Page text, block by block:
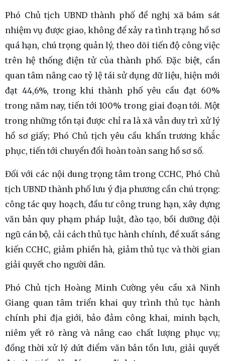
Phó Chủ tịch UBND thành phố đề nghị xã bám sát
nhiệm vụ được giao, không để xảy ra tình trạng hồ sơ
quá hạn, chú trọng quản lý, theo dõi tiến độ công việc
trên hệ thống điện tử của thành phố. Đặc biệt, cần
quan tâm nâng cao tỷ lệ tái sử dụng dữ liệu, hiện mới
đạt 44,6%, trong khi thành phố yêu cầu đạt 60%
trong năm nay, tiến tới 100% trong giai đoạn tới. Một
trong những tồn tại được chỉ ra là xã vẫn duy trì xử lý
hồ sơ giấy; Phó Chủ tịch yêu cầu khẩn trương khắc
phục, tiến tới chuyển đổi hoàn toàn sang hồ sơ số.
Đối với các nội dung trọng tâm trong CCHC, Phó Chủ
tịch UBND thành phố lưu ý địa phương cần chú trọng:
công tác quy hoạch, đầu tư công trung hạn, xây dựng
văn bản quy phạm pháp luật, đào tạo, bồi dưỡng đội
ngũ cán bộ, cải cách thủ tục hành chính, đề xuất sáng
kiến CCHC, giảm phiền hà, giảm thủ tục và thời gian
giải quyết cho người dân.
Phó Chủ tịch Hoàng Minh Cường yêu cầu xã Ninh
Giang quan tâm triển khai quy trình thủ tục hành
chính phi địa giới, bảo đảm công khai, minh bạch,
niêm yết rõ ràng và nâng cao chất lượng phục vụ;
đồng thời xử lý dứt điểm văn bản tồn lưu, giải quyết